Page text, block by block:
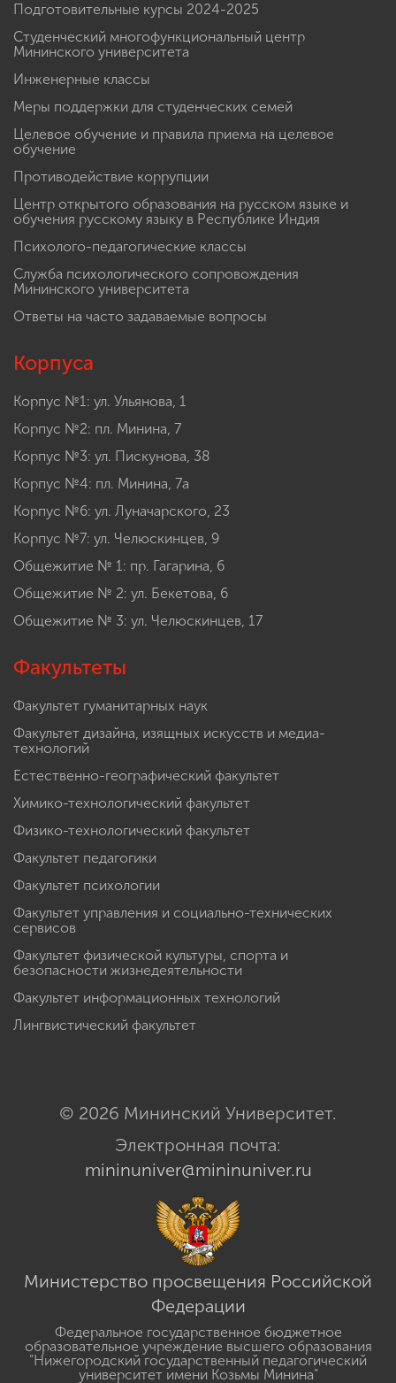
Подготовительные курсы 2024-2025
Студенческий многофункциональный центр
Мининского университета
Инженерные классы
Меры поддержки для студенческих семей
Целевое обучение и правила приема на целевое
обучение
Противодействие коррупции
Центр открытого образования на русском языке и
обучения русскому языку в Республике Индия
Психолого-педагогические классы
Служба психологического сопровождения
Мининского университета
Ответы на часто задаваемые вопросы
Корпуса
Корпус №1: ул. Ульянова, 1
Корпус №2: пл. Минина, 7
Корпус №3: ул. Пискунова, 38
Корпус №4: пл. Минина, 7а
Корпус №6: ул. Луначарского, 23
Корпус №7: ул. Челюскинцев, 9
Общежитие № 1: пр. Гагарина, 6
Общежитие № 2: ул. Бекетова, 6
Общежитие № 3: ул. Челюскинцев, 17
Факультеты
Факультет гуманитарных наук
Факультет дизайна, изящных искусств и медиа-
технологий
Естественно-географический факультет
Химико-технологический факультет
Физико-технологический факультет
Факультет педагогики
Факультет психологии
Факультет управления и социально-технических
сервисов
Факультет физической культуры, спорта и
безопасности жизнедеятельности
Факультет информационных технологий
Лингвистический факультет
© 2026 Мининский Университет.
Электронная почта:
mininuniver@mininuniver.ru
Министерство просвещения Российской
Федерации
Федеральное государственное бюджетное
образовательное учреждение высшего образования
"Нижегородский государственный педагогический
университет имени Козьмы Минина"